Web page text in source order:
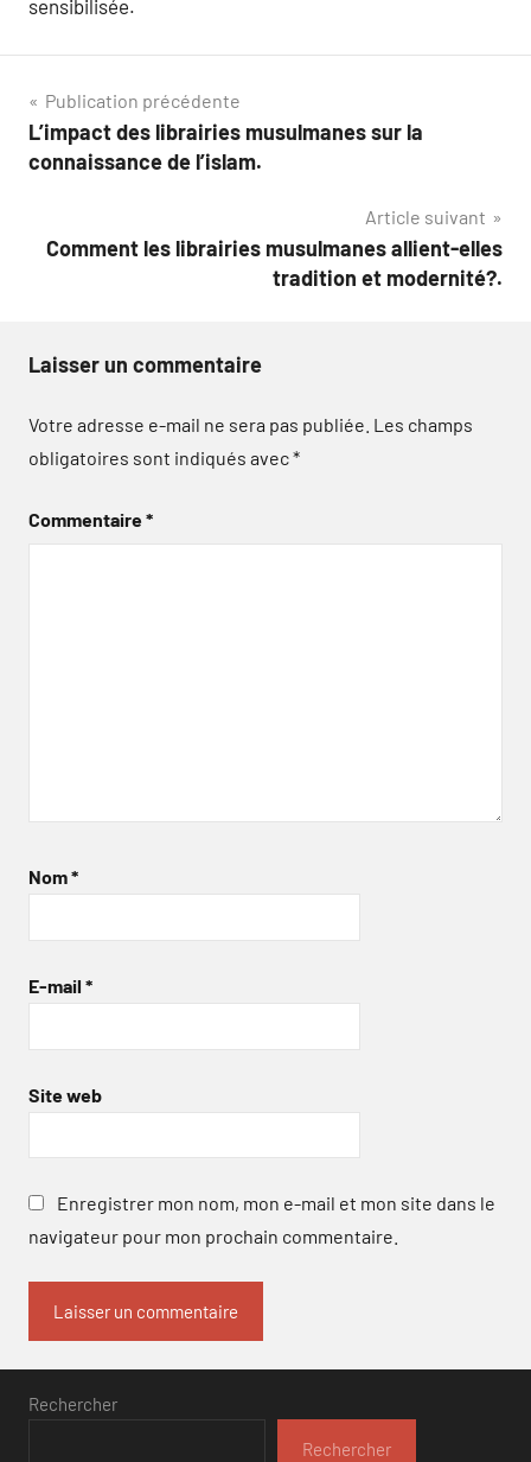
sensibilisée.
Navigation
de
Publication précédente
L’impact des librairies musulmanes sur la
connaissance de l’islam.
Article suivant
Comment les librairies musulmanes allient-elles
tradition et modernité?.
Laisser un commentaire
Votre adresse e-mail ne sera pas publiée. Les champs
obligatoires sont indiqués avec*
Commentaire*
Nom*
E-mail *
Site web
Enregistrer mon nom, mon e-mail et mon site dans le
navigateur pour mon prochain commentaire.
Rechercher
Rechercher